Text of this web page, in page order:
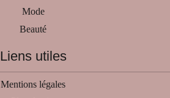
Mode
Beauté
Liens utiles
Mentions légales